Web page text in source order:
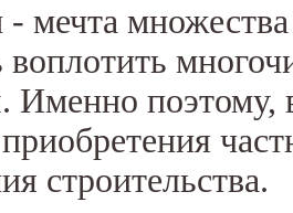
мечта
Именно поэтому,
строительства.